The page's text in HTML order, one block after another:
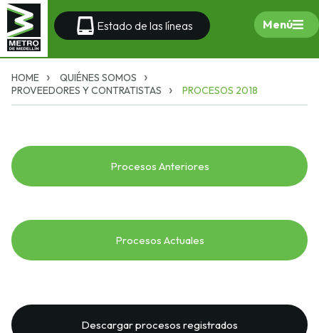
Estado de las líneas Menú
HOME
QUIÉNES SOMOS
PROVEEDORES Y CONTRATISTAS
PROCESOS 2018
Procesos Anteriores
Procesos Actuales
Descargar procesos registrados